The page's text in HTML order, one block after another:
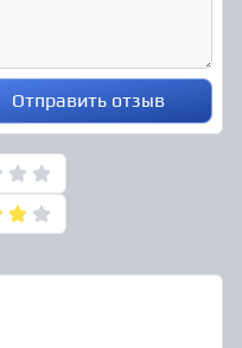
Отправить отзыв